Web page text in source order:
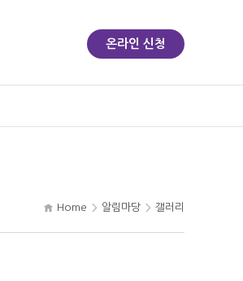
온라인 신청
Home 알림마당 갤러리